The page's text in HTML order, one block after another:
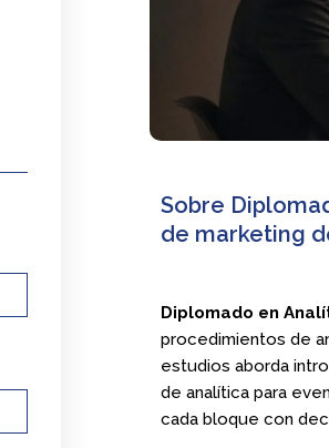
Sobre
de marketing
Diplomado en
procedimientos de
estudios aborda
de analítica para
cada bloque con